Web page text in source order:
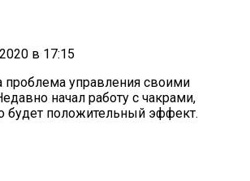
в 17:15
проблема управления своими
начал работу с чакрами,
будет положительный эффект.